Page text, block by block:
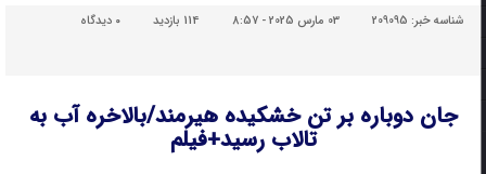
شناسه خبر:209095 03 مارس 2025 - 8:57 114 بازدید دیدگاه
جان دوباره بر تن خشکیده هیرمند/بالاخره آب به
تالاب رسید+فیلم